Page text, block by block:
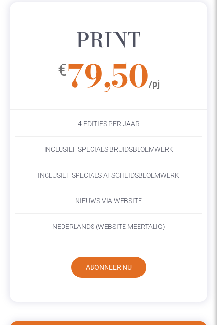
PRINT
€79,50/pj
4 EDITIES PER JAAR
INCLUSIEF SPECIALS BRUIDSBLOEMWERK
INCLUSIEF SPECIALS AFSCHEIDSBLOEMWERK
NIEUWS VIA WEBSITE
NEDERLANDS (WEBSITE MEERTALIG)
ABONNEER NU